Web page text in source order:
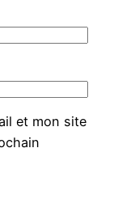
et mon site